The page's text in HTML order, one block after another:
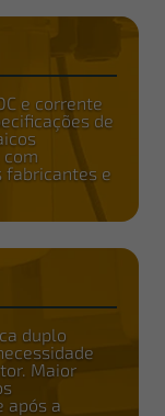
e corrente
de
fabricantes e
duplo
Maior
após a